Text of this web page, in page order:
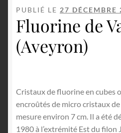
PUBLIÉ LE 27 DÉCEMBRE
Fluorine de
(Aveyron)
Cristaux de fluorine en cubes
encroûtés de micro cristaux
mesure environ 7 cm. Il a été
1980 à l’extrémité Est du filon